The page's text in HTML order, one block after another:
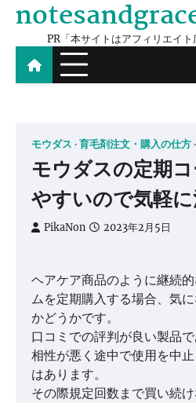
Skip
contentPR「本サイトはアフィリエイト
モウダス 育毛剤注文・購入の仕方
モウダスの定期
やすいので気軽
PikaNon 2023年2月5日
ヘアケア商品のように継続
ムを定期購入する場合、気
かどうかです。
口コミでの評判が良い製品
相性が悪く途中で使用を中
はあります。
その際規定回数まで買い続け